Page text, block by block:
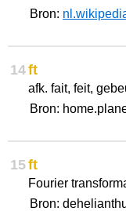
Bron:
14ft
afk. fait, feit,
Bron:
15ft
Fourier
Bron: